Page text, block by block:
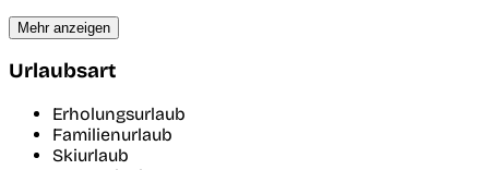
Mehr anzeigen
Urlaubsart
Erholungsurlaub
Familienurlaub
Skiurlaub